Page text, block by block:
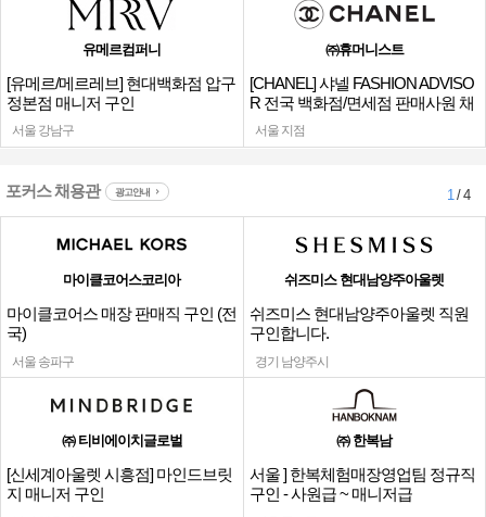
유메르컴퍼니
[유메르/메르레브] 현대백화점 압구
정본점 매니저 구인
서울 강남구
㈜휴머니스트
[CHANEL] 샤넬 FASHION ADVISO
R 전국 백화점/면세점 판매사원 채
용
서울 지점
포커스 채용관 광고안내 1/ 4
마이클코어스코리아
마이클코어스 매장 판매직 구인 (전
국)
서울 송파구
쉬즈미스 현대남양주아울렛
쉬즈미스 현대남양주아울렛 직원
구인합니다.
경기 남양주시
㈜ 티비에이치글로벌
[신세계아울렛 시흥점] 마인드브릿
지 매니저 구인
㈜ 한복남
서울 ] 한복체험매장영업팀 정규직
구인 - 사원급 ~ 매니저급